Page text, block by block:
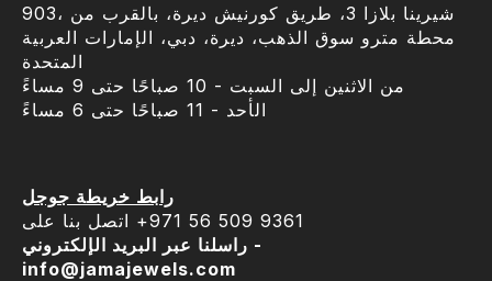
903، شيرينا بلازا 3، طريق كورنيش ديرة، بالقرب من
محطة مترو سوق الذهب، ديرة، دبي، الإمارات العربية
المتحدة
من الاثنين إلى السبت - 10 صباحًا حتى 9 مساءً
الأحد - 11 صباحًا حتى 6 مساءً
رابط خريطة جوجل
اتصل بنا على ‎+971 56 509 9361
راسلنا عبر البريد الإلكتروني -
info@jamajewels.com